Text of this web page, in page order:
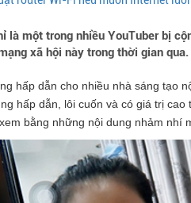
là một trong nhiều YouTuber bị
xã hội này trong thời gian qua.
hấp dẫn cho nhiều nhà sáng tạo
hấp dẫn, lôi cuốn và có giá trị
bằng những nội dung nhảm nhí